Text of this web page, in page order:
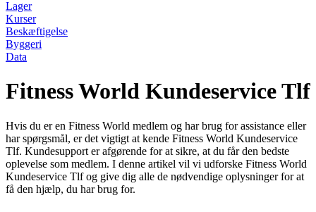
Lager
Kurser
Beskæftigelse
Byggeri
Data
Fitness World Kundeservice Tlf
Hvis du er en Fitness World medlem og har brug for assistance eller
har spørgsmål, er det vigtigt at kende Fitness World Kundeservice
Tlf. Kundesupport er afgørende for at sikre, at du får den bedste
oplevelse som medlem. I denne artikel vil vi udforske Fitness World
Kundeservice Tlf og give dig alle de nødvendige oplysninger for at
få den hjælp, du har brug for.